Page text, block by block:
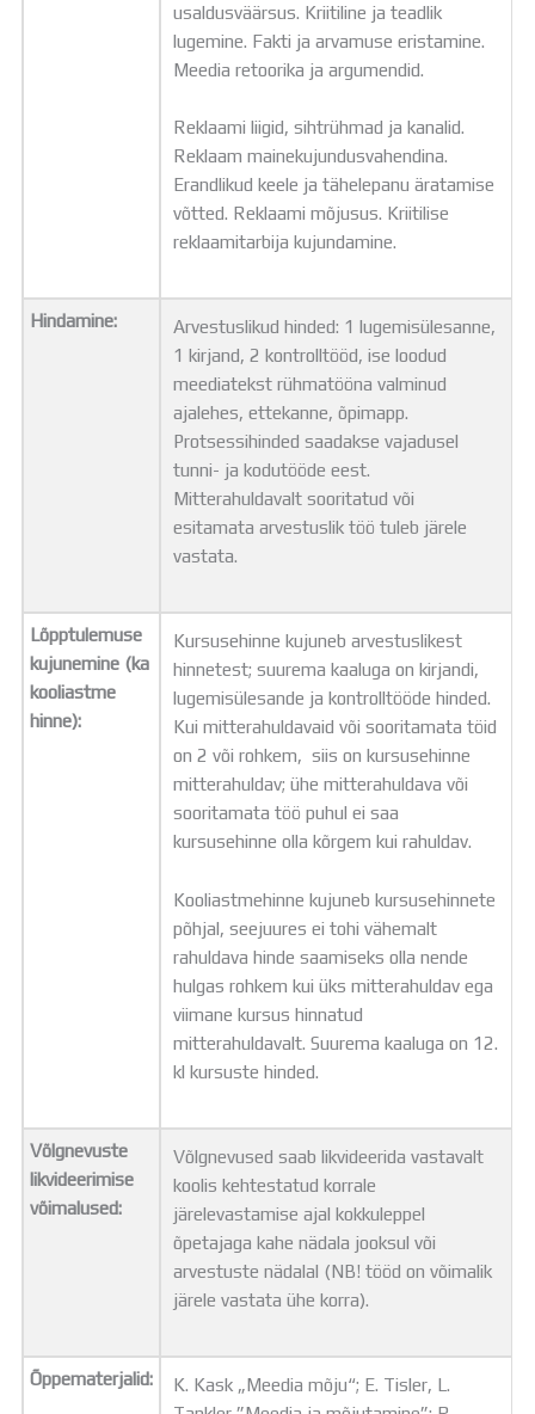
usaldusväärsus. Kriitiline ja teadlik
lugemine. Fakti ja arvamuse eristamine.
Meedia retoorika ja argumendid.
Reklaami liigid, sihtrühmad ja kanalid.
Reklaam mainekujundusvahendina.
Erandlikud keele ja tähelepanu äratamise
võtted. Reklaami mõjusus. Kriitilise
reklaamitarbija kujundamine.
Hindamine:
Arvestuslikud hinded: 1 lugemisülesanne,
1 kirjand, 2 kontrolltööd, ise loodud
meediatekst rühmatööna valminud
ajalehes, ettekanne, õpimapp.
Protsessihinded saadakse vajadusel
tunni- ja kodutööde eest.
Mitterahuldavalt sooritatud või
esitamata arvestuslik töö tuleb järele
vastata.
Lõpptulemuse
kujunemine (ka
kooliastme
hinne):
Kursusehinne kujuneb arvestuslikest
hinnetest; suurema kaaluga on kirjandi,
lugemisülesande ja kontrolltööde hinded.
Kui mitterahuldavaid või sooritamata töid
on 2 või rohkem, siis on kursusehinne
mitterahuldav; ühe mitterahuldava või
sooritamata töö puhul ei saa
kursusehinne olla kõrgem kui rahuldav.
Kooliastmehinne kujuneb kursusehinnete
põhjal, seejuures ei tohi vähemalt
rahuldava hinde saamiseks olla nende
hulgas rohkem kui üks mitterahuldav ega
viimane kursus hinnatud
mitterahuldavalt. Suurema kaaluga on 12.
kl kursuste hinded.
Võlgnevuste
likvideerimise
võimalused:
Võlgnevused saab likvideerida vastavalt
koolis kehtestatud korrale
järelevastamise ajal kokkuleppel
õpetajaga kahe nädala jooksul või
arvestuste nädalal (NB! tööd on võimalik
järele vastata ühe korra).
Õppematerjalid:
K. Kask „Meedia mõju“; E. Tisler, L.